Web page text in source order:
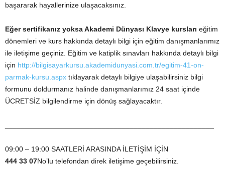
başararak hayallerinize ulaşacaksınız.
Eğer sertifikanız yoksa Akademi Dünyası Klavye kursları eğitim
dönemleri ve kurs hakkında detaylı bilgi için eğitim danışmanlarımız
ile iletişime geçiniz. Eğitim ve katiplik sınavları hakkında detaylı bilgi
için http://bilgisayarkursu.akademidunyasi.com.tr/egitim-41-on-
parmak-kursu.aspx tıklayarak detaylı bilgiye ulaşabilirsiniz bilgi
formunu doldurmanız halinde danışmanlarımız 24 saat içinde
ÜCRETSİZ bilgilendirme için dönüş sağlayacaktır.
09:00 – 19:00 SAATLERİ ARASINDA İLETİŞİM İÇİN
444 33 07No’lu telefondan direk iletişime geçebilirsiniz.